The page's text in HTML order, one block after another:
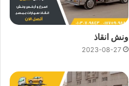
ونش انقاذ
2023-08-27